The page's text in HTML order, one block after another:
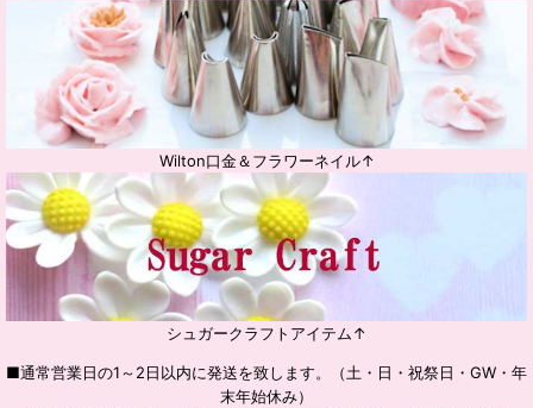
Wilton口金＆フラワーネイル↑
シュガークラフトアイテム↑
■通常営業日の1～2日以内に発送を致します。（土・日・祝祭日・GW・年
末年始休み）